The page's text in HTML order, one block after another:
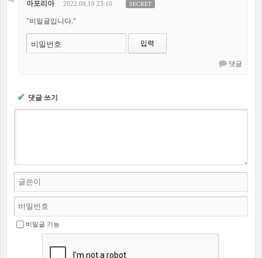
아포리아 2022.08.10 23:10 SECRET
"비밀글입니다."
비밀번호
댓글
✔ 댓글 쓰기
비밀글 기능